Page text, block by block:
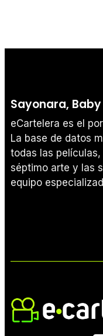
Sayonara, Baby
eCartelera es el
La base de datos
todas las
séptimo arte y las
equipo